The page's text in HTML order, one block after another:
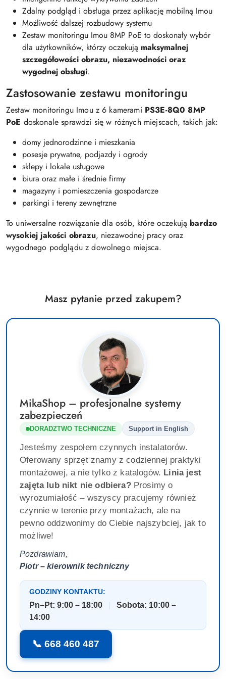
Zdalny podgląd i obsługa przez aplikację mobilną Imou
Możliwość dalszej rozbudowy systemu
Zestaw monitoringu Imou 8MP PoE to doskonały wybór
dla użytkowników, którzy oczekują maksymalnej
szczegółowości obrazu, niezawodności oraz
wygodnej obsługi.
Zastosowanie zestawu monitoringu
Zestaw monitoringu Imou z 6 kamerami PS3E-8Q0 8MP
PoE doskonale sprawdzi się w różnych miejscach, takich jak:
domy jednorodzinne i mieszkania
posesje prywatne, podjazdy i ogrody
sklepy i lokale usługowe
biura oraz małe i średnie firmy
magazyny i pomieszczenia gospodarcze
parkingi i tereny zewnętrzne
To uniwersalne rozwiązanie dla osób, które oczekują bardzo
wysokiej jakości obrazu, niezawodnej pracy oraz
wygodnego podglądu z dowolnego miejsca.
Masz pytanie przed zakupem?
MikaShop – profesjonalne systemy
zabezpieczeń
DORADZTWO TECHNICZNE Support in English
Jesteśmy zespołem czynnych instalatorów.
Oferowany sprzęt znamy z codziennej praktyki
montażowej, a nie tylko z katalogów. Linia jest
zajęta lub nikt nie odbiera?Prosimy o
wyrozumiałość – wszyscy pracujemy również
czynnie w terenie przy montażach, ale na
pewno oddzwonimy do Ciebie najszybciej, jak to
możliwe!
Pozdrawiam,
Piotr – kierownik techniczny
GODZINY KONTAKTU:
Pn–Pt: 9:00 – 18:00
Sobota: 10:00 –
14:00
📞 668 460 487